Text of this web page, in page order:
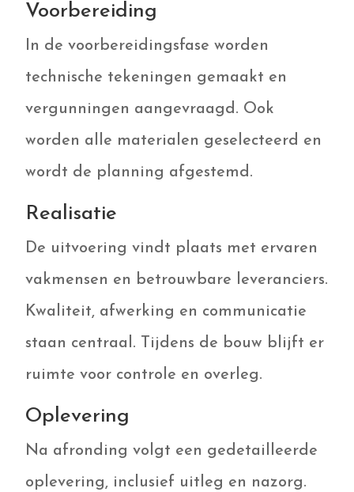
Voorbereiding
In de voorbereidingsfase worden
technische tekeningen gemaakt en
vergunningen aangevraagd. Ook
worden alle materialen geselecteerd en
wordt de planning afgestemd.
Realisatie
De uitvoering vindt plaats met ervaren
vakmensen en betrouwbare leveranciers.
Kwaliteit, afwerking en communicatie
staan centraal. Tijdens de bouw blijft er
ruimte voor controle en overleg.
Oplevering
Na afronding volgt een gedetailleerde
oplevering, inclusief uitleg en nazorg.